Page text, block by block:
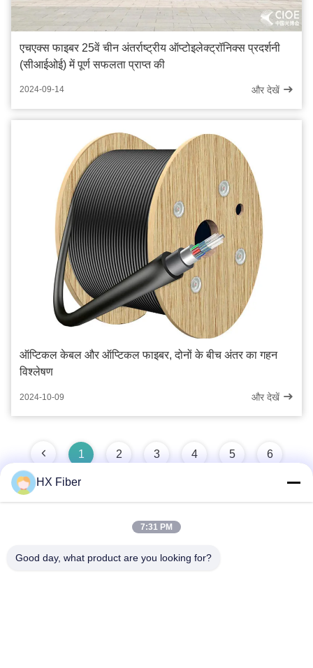
एचएक्स फाइबर 25वें चीन अंतर्राष्ट्रीय ऑप्टोइलेक्ट्रॉनिक्स प्रदर्शनी
(सीआईओई) में पूर्ण सफलता प्राप्त की
2024-09-14 और देखें
ऑप्टिकल केबल और ऑप्टिकल फाइबर, दोनों के बीच अंतर का गहन
विश्लेषण
2024-10-09 और देखें
1 2 3 4 5 6
त्वरित संपर्क करें
HX Fiber
7:31 PM
Good day, what product are you looking for?